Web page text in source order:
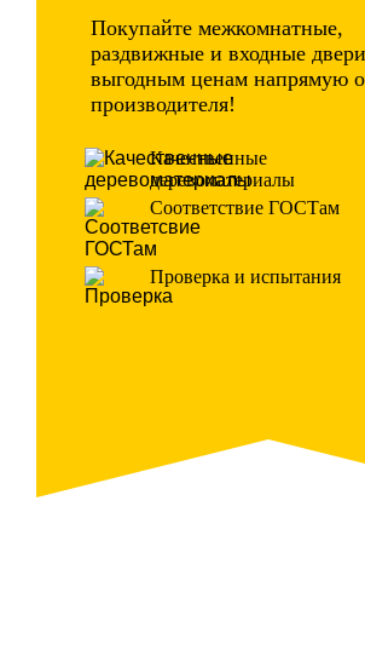
Покупайте межкомнатные,
раздвижные и входные
выгодным ценам напрямую
производителя!
Качественные
деревоматериалы
Соответствие ГОСТам
Проверка и испытания